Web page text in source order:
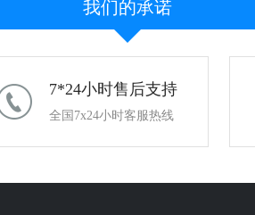
我们的承诺
7*24小时售后支持
全国7x24小时客服热线